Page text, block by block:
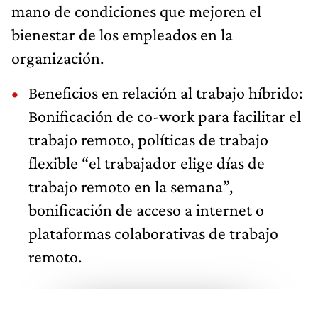
mano de condiciones que mejoren el
bienestar de los empleados en la
organización.
Beneficios en relación al trabajo híbrido:
Bonificación de co-work para facilitar el
trabajo remoto, políticas de trabajo
flexible “el trabajador elige días de
trabajo remoto en la semana”,
bonificación de acceso a internet o
plataformas colaborativas de trabajo
remoto.